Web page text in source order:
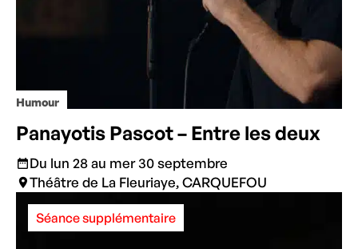
Humour
Panayotis Pascot – Entre les deux
Du lun 28 au mer 30 septembre
Théâtre de La Fleuriaye, CARQUEFOU
Séance supplémentaire